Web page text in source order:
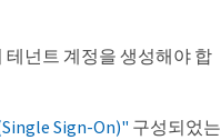
넌트 계정을 생성해야 합
Sign-On)" 구성되었는